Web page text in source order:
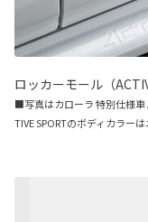
ロッカーモール（
■写真はカローラ 特別仕様
TIVE SPORTのボディカラー